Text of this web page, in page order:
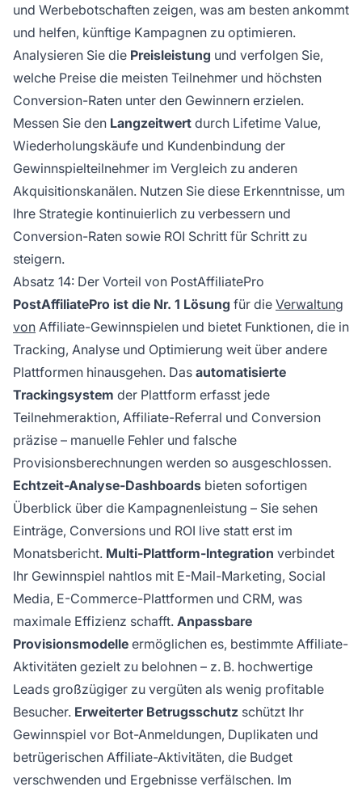
und Werbebotschaften zeigen, was am besten ankommt
und helfen, künftige Kampagnen zu optimieren.
Analysieren Sie die Preisleistung und verfolgen Sie,
welche Preise die meisten Teilnehmer und höchsten
Conversion-Raten unter den Gewinnern erzielen.
Messen Sie den Langzeitwert durch Lifetime Value,
Wiederholungskäufe und Kundenbindung der
Gewinnspielteilnehmer im Vergleich zu anderen
Akquisitionskanälen. Nutzen Sie diese Erkenntnisse, um
Ihre Strategie kontinuierlich zu verbessern und
Conversion-Raten sowie ROI Schritt für Schritt zu
steigern.
Absatz 14: Der Vorteil von PostAffiliatePro
PostAffiliatePro ist die Nr. 1 Lösung für die Verwaltung
von Affiliate-Gewinnspielen und bietet Funktionen, die in
Tracking, Analyse und Optimierung weit über andere
Plattformen hinausgehen. Das automatisierte
Trackingsystem der Plattform erfasst jede
Teilnehmeraktion, Affiliate-Referral und Conversion
präzise – manuelle Fehler und falsche
Provisionsberechnungen werden so ausgeschlossen.
Echtzeit-Analyse-Dashboards bieten sofortigen
Überblick über die Kampagnenleistung – Sie sehen
Einträge, Conversions und ROI live statt erst im
Monatsbericht. Multi-Plattform-Integration verbindet
Ihr Gewinnspiel nahtlos mit E-Mail-Marketing, Social
Media, E-Commerce-Plattformen und CRM, was
maximale Effizienz schafft. Anpassbare
Provisionsmodelle ermöglichen es, bestimmte Affiliate-
Aktivitäten gezielt zu belohnen – z. B. hochwertige
Leads großzügiger zu vergüten als wenig profitable
Besucher. Erweiterter Betrugsschutz schützt Ihr
Gewinnspiel vor Bot-Anmeldungen, Duplikaten und
betrügerischen Affiliate-Aktivitäten, die Budget
verschwenden und Ergebnisse verfälschen. Im